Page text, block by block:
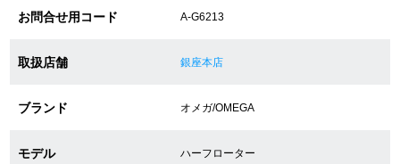
送料・お支払方法
お問合せ用コード A-G6213
取扱店舗 銀座本店
ブランド オメガ/OMEGA
モデル ハーフローター